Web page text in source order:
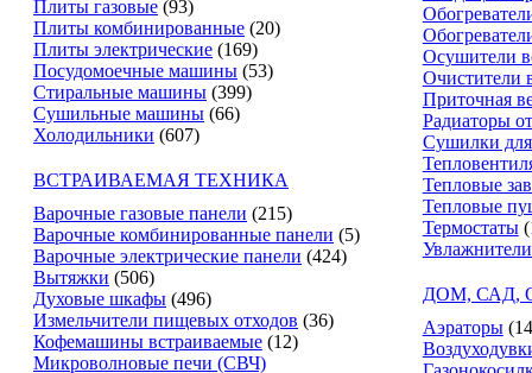
Плиты газовые (93)
Плиты комбинированные (20)
Плиты электрические (169)
Посудомоечные машины (53)
Стиральные машины (399)
Сушильные машины (66)
Холодильники (607)
ВСТРАИВАЕМАЯ ТЕХНИКА
Варочные газовые панели (215)
Варочные комбинированные панели (5)
Варочные электрические панели (424)
Вытяжки (506)
Духовые шкафы (496)
Измельчители пищевых отходов (36)
Кофемашины встраиваемые (12)
Микроволновые печи (СВЧ)
Осушители
Очистители
Приточная
Радиаторы
Сушилки
Тепловые
Тепловые
Термостаты
ДОМ, САД,
Аэраторы